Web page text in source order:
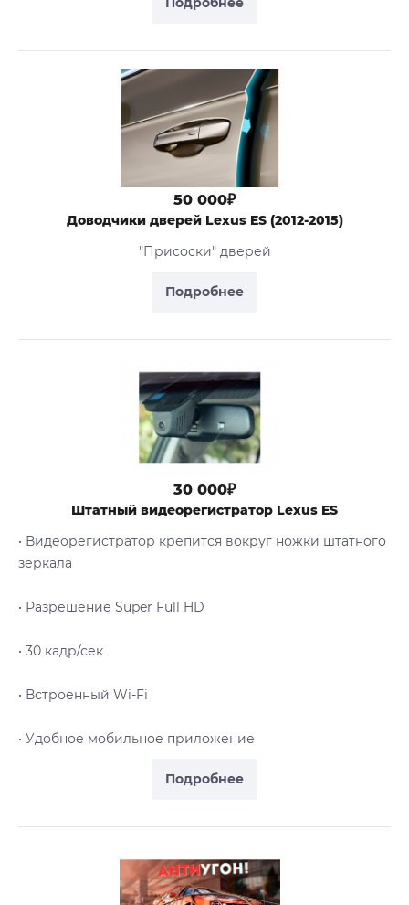
Подробнее
50 000₽
Доводчики дверей Lexus ES (2012-2015)
"Присоски" дверей
Подробнее
30 000₽
Штатный видеорегистратор Lexus ES
• Видеорегистратор крепится вокруг ножки штатного
зеркала
• Разрешение Super Full HD
• 30 кадр/сек
• Встроенный Wi-Fi
• Удобное мобильное приложение